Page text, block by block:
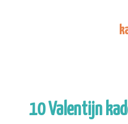
10 Valentijn